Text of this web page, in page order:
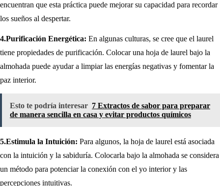
encuentran que esta práctica puede mejorar su capacidad para recordar
los sueños al despertar.
4.Purificación Energética: En algunas culturas, se cree que el laurel
tiene propiedades de purificación. Colocar una hoja de laurel bajo la
almohada puede ayudar a limpiar las energías negativas y fomentar la
paz interior.
Esto te podría interesar 7 Extractos de sabor para preparar
de manera sencilla en casa y evitar productos químicos
5.Estimula la Intuición: Para algunos, la hoja de laurel está asociada
con la intuición y la sabiduría. Colocarla bajo la almohada se considera
un método para potenciar la conexión con el yo interior y las
percepciones intuitivas.